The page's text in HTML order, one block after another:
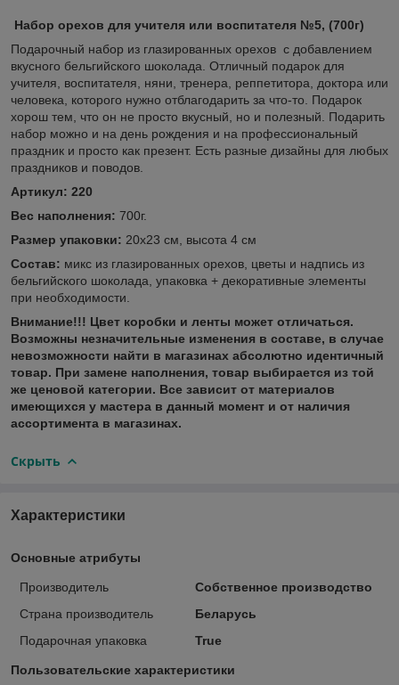
Набор орехов для учителя или воспитателя №5, (700г)
Подарочный набор из глазированных орехов с добавлением
вкусного бельгийского шоколада. Отличный подарок для
учителя, воспитателя, няни, тренера, реппетитора, доктора или
человека, которого нужно отблагодарить за что-то. Подарок
хорош тем, что он не просто вкусный, но и полезный. Подарить
набор можно и на день рождения и на профессиональный
праздник и просто как презент. Есть разные дизайны для любых
праздников и поводов.
Артикул: 220
Вес наполнения: 700г.
Размер упаковки: 20х23 см, высота 4 см
Состав: микс из глазированных орехов, цветы и надпись из
бельгийского шоколада, упаковка + декоративные элементы
при необходимости.
Внимание!!! Цвет коробки и ленты может отличаться.
Возможны незначительные изменения в составе, в случае
невозможности найти в магазинах абсолютно идентичный
товар. При замене наполнения, товар выбирается из той
же ценовой категории. Все зависит от материалов
имеющихся у мастера в данный момент и от наличия
ассортимента в магазинах.
Скрыть
Характеристики
Основные атрибуты
Производитель
Собственное производство
Страна производитель
Беларусь
Подарочная упаковка
True
Пользовательские характеристики